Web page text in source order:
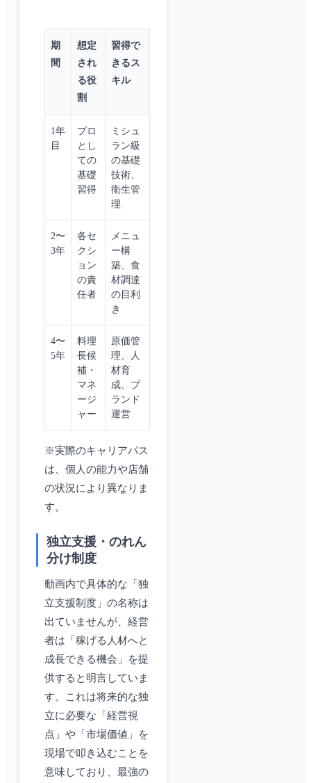
期
間
想定
され
る役
割
習得で
きるス
キル
1年
目
プロ
とし
ての
基礎
習得
ミシュ
ラン級
の基礎
技術、
衛生管
理
2〜
3年
各セ
クシ
ョン
の責
任者
メニュ
ー構
築、食
材調達
の目利
き
4〜
5年
料理
長候
補・
マネ
ージ
ャー
原価管
理、人
材育
成、ブ
ランド
運営
※実際のキャリアパス
は、個人の能力や店舗
の状況により異なりま
す。
独立支援・のれん
分け制度
動画内で具体的な「独
立支援制度」の名称は
出ていませんが、経営
者は「稼げる人材へと
成長できる機会」を提
供すると明言していま
す。これは将来的な独
立に必要な「経営視
点」や「市場価値」を
現場で叩き込むことを
意味しており、最強の